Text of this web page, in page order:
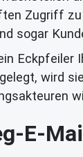
Zugriff
sogar
Eckpfeiler
wird
E-